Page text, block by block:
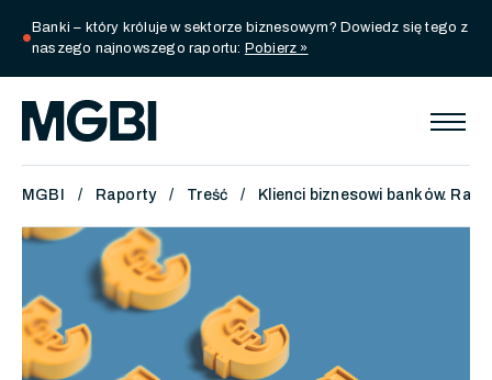
circle
Banki – który króluje w sektorze biznesowym? Dowiedz się tego z
naszego najnowszego raportu: Pobierz »
MGBI Raporty Treść Klienci biznesowi banków.